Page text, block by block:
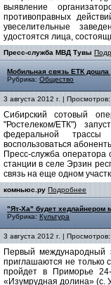
выявление
противоправных
увеселительные
удостоятся лица,
Пресс-служба МВД Тувы
Мобильная связь ЕТК дошла
Рубрика: Общество
3 августа 2012 г. |
Сибирский сотовый
"Ростелеком/ЕТК")
федеральной
воспользоваться
Пресс-служба оператора
станции в селе Эрзин
связь на еще одном
комньюс.ру Подробнее
"Ят-Ха" будет хедлайнером
Рубрика: Культура
3 августа 2012 г. |
Первый международный
приглашаются не только
пройдет в Приморье 24-
«Изумрудная долина» (с.